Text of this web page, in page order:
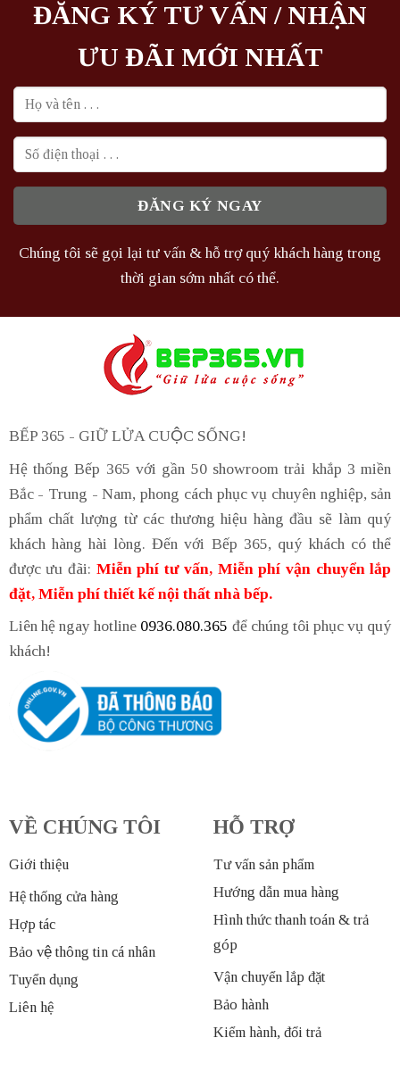
ĐĂNG KÝ TƯ VẤN / NHẬN
ƯU ĐÃI MỚI NHẤT
Chúng tôi sẽ gọi lại tư vấn & hỗ trợ quý khách hàng trong
thời gian sớm nhất có thể.
BẾP 365 - GIỮ LỬA CUỘC SỐNG!
Hệ thống Bếp 365 với gần 50 showroom trải khắp 3 miền
Bắc - Trung - Nam, phong cách phục vụ chuyên nghiệp, sản
phẩm chất lượng từ các thương hiệu hàng đầu sẽ làm quý
khách hàng hài lòng. Đến với Bếp 365, quý khách có thể
được ưu đãi: Miễn phí tư vấn, Miễn phí vận chuyển lắp
đặt, Miễn phí thiết kế nội thất nhà bếp.
Liên hệ ngay hotline 0936.080.365 để chúng tôi phục vụ quý
khách!
VỀ CHÚNG TÔI
Giới thiệu
Hệ thống cửa hàng
Hợp tác
Bảo vệ thông tin cá nhân
Tuyển dụng
Liên hệ
HỖ TRỢ
Tư vấn sản phẩm
Hướng dẫn mua hàng
Hình thức thanh toán & trả
góp
Vận chuyển lắp đặt
Bảo hành
Kiểm hành, đổi trả